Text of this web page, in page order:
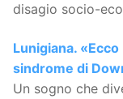
disagio socio-
Lunigiana.
sindrome di
Un sogno che